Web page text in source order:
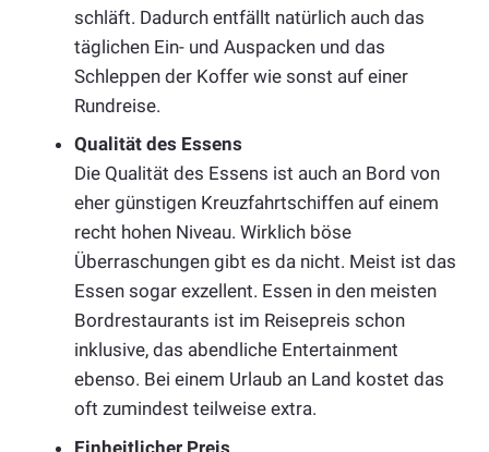
schläft. Dadurch entfällt natürlich auch das
täglichen Ein- und Auspacken und das
Schleppen der Koffer wie sonst auf einer
Rundreise.
Qualität des Essens
Die Qualität des Essens ist auch an Bord von
eher günstigen Kreuzfahrtschiffen auf einem
recht hohen Niveau. Wirklich böse
Überraschungen gibt es da nicht. Meist ist das
Essen sogar exzellent. Essen in den meisten
Bordrestaurants ist im Reisepreis schon
inklusive, das abendliche Entertainment
ebenso. Bei einem Urlaub an Land kostet das
oft zumindest teilweise extra.
Einheitlicher Preis